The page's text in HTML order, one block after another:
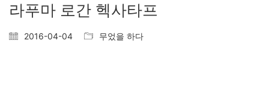
라푸마 로간 헥사타프
2016-04-04 무었을 하다